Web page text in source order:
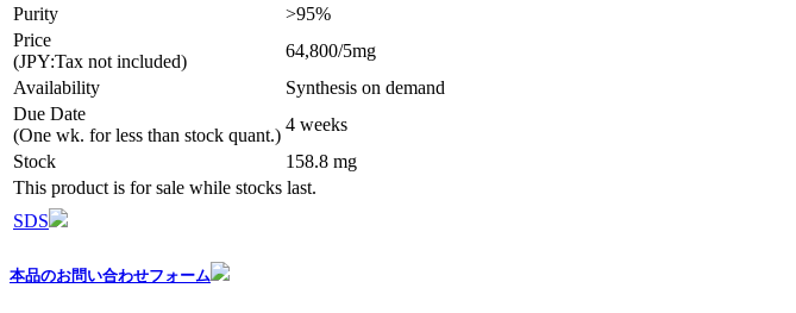
Purity
>95%
Price
(JPY:Tax not included)
64,800/5mg
Availability
Synthesis on demand
Due Date
(One wk. for less than stock quant.)
4 weeks
Stock
158.8 mg
This product is for sale while stocks last.
SDS
本品のお問い合わせフォーム